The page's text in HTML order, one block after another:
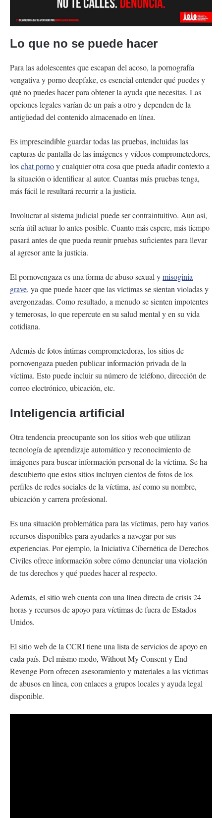
Lo que no se puede hacer
Para las adolescentes que escapan del acoso, la pornografía
vengativa y porno deepfake, es esencial entender qué puedes y
qué no puedes hacer para obtener la ayuda que necesitas. Las
opciones legales varían de un país a otro y dependen de la
antigüedad del contenido almacenado en línea.
Es imprescindible guardar todas las pruebas, incluidas las
capturas de pantalla de las imágenes y vídeos comprometedores,
loschat pornoy cualquier otra cosa que pueda añadir contexto a
la situación o identificar al autor. Cuantas más pruebas tenga,
más fácil le resultará recurrir a la justicia.
Involucrar al sistema judicial puede ser contraintuitivo. Aun así,
sería útil actuar lo antes posible. Cuanto más espere, más tiempo
pasará antes de que pueda reunir pruebas suficientes para llevar
al agresor ante la justicia.
El pornovengaza es una forma de abuso sexual ymisoginia
grave, ya que puede hacer que las víctimas se sientan violadas y
avergonzadas. Como resultado, a menudo se sienten impotentes
y temerosas, lo que repercute en su salud mental y en su vida
cotidiana.
Además de fotos íntimas comprometedoras, los sitios de
pornovengaza pueden publicar información privada de la
víctima. Esto puede incluir su número de teléfono, dirección de
correo electrónico, ubicación, etc.
Inteligencia artificial
Otra tendencia preocupante son los sitios web que utilizan
tecnología de aprendizaje automático y reconocimiento de
imágenes para buscar información personal de la víctima. Se ha
descubierto que estos sitios incluyen cientos de fotos de los
perfiles de redes sociales de la víctima, así como su nombre,
ubicación y carrera profesional.
Es una situación problemática para las víctimas, pero hay varios
recursos disponibles para ayudarles a navegar por sus
experiencias. Por ejemplo, la Iniciativa Cibernética de Derechos
Civiles ofrece información sobre cómo denunciar una violación
de tus derechos y qué puedes hacer al respecto.
Además, el sitio web cuenta con una línea directa de crisis 24
horas y recursos de apoyo para víctimas de fuera de Estados
Unidos.
El sitio web de la CCRI tiene una lista de servicios de apoyo en
cada país. Del mismo modo, Without My Consent y End
Revenge Porn ofrecen asesoramiento y materiales a las víctimas
de abusos en línea, con enlaces a grupos locales y ayuda legal
disponible.